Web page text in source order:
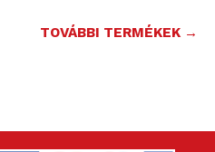
TOVÁBBI TERMÉKEK →